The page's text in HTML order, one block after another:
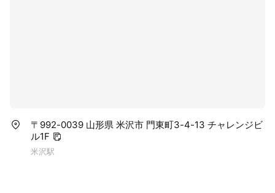
〒992-0039 山形県 米沢市 門東町3-4-13 チャレンジビ
ル1F
米沢駅